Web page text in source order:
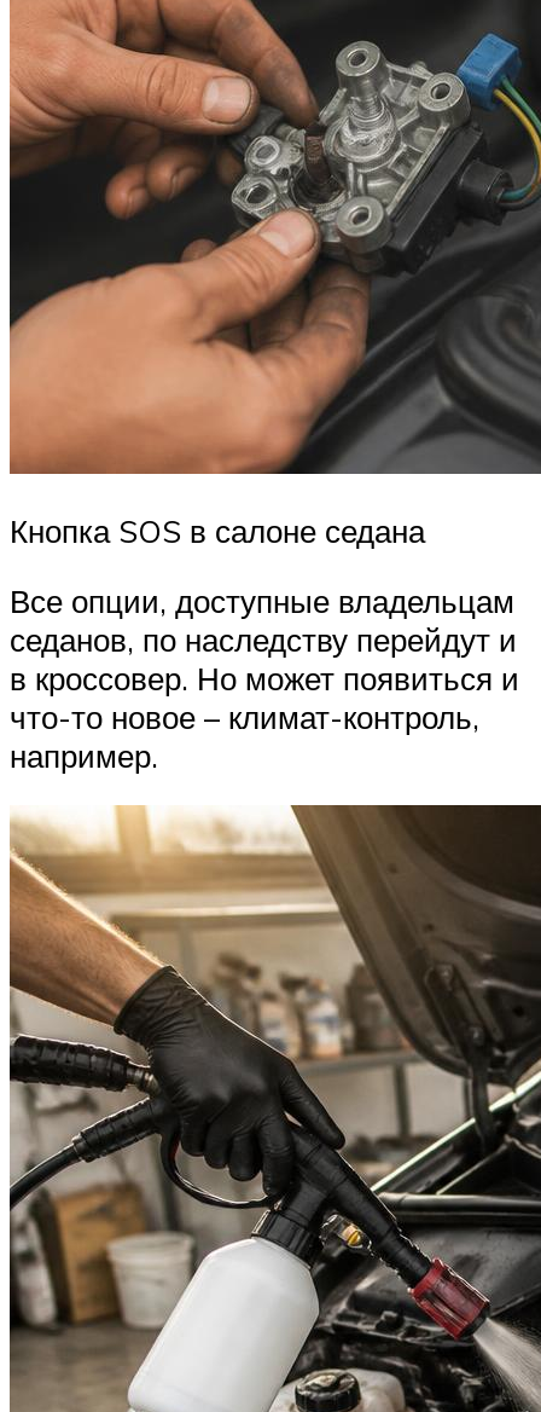
Кнопка SOS в салоне седана
Все опции, доступные владельцам
седанов, по наследству перейдут и
в кроссовер. Но может появиться и
что-то новое – климат-контроль,
например.